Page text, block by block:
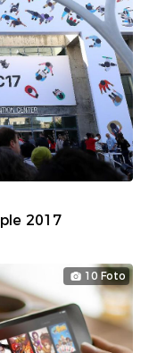
2017
10 Foto